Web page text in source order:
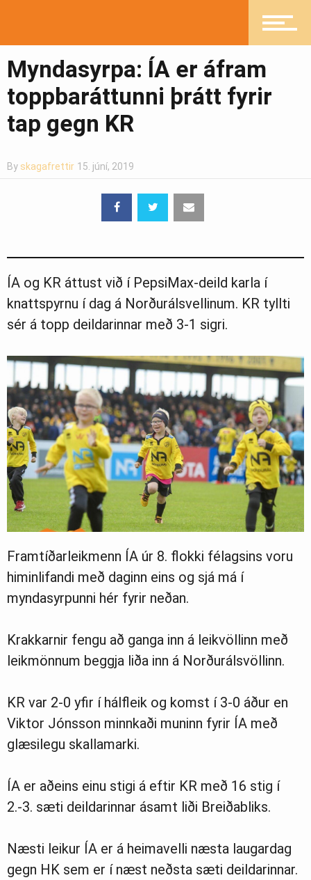
Myndasyrpa: ÍA er áfram
toppbaráttunni þrátt fyrir
tap gegn KR
By skagafrettir 15. júní, 2019
ÍA og KR áttust við í PepsiMax-deild karla í
knattspyrnu í dag á Norðurálsvellinum. KR tyllti
sér á topp deildarinnar með 3-1 sigri.
Framtíðarleikmenn ÍA úr 8. flokki félagsins voru
himinlifandi með daginn eins og sjá má í
myndasyrpunni hér fyrir neðan.
Krakkarnir fengu að ganga inn á leikvöllinn með
leikmönnum beggja liða inn á Norðurálsvöllinn.
KR var 2-0 yfir í hálfleik og komst í 3-0 áður en
Viktor Jónsson minnkaði muninn fyrir ÍA með
glæsilegu skallamarki.
ÍA er aðeins einu stigi á eftir KR með 16 stig í
2.-3. sæti deildarinnar ásamt liði Breiðabliks.
Næsti leikur ÍA er á heimavelli næsta laugardag
gegn HK sem er í næst neðsta sæti deildarinnar.